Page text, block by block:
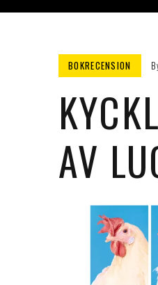
BOKRECENSION
AV